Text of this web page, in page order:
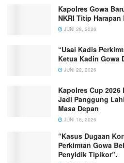
Kapolres Gowa
NKRI Titip
JUNI 28, 2026
“Usai Kadis
Ketua Kadin Gowa
JUNI 22, 2026
Kapolres Cup 2026
Jadi Panggung
Masa Depan
JUNI 16, 2026
“Kasus Dugaan
Perkimtan Gowa
Penyidik Tipikor”.